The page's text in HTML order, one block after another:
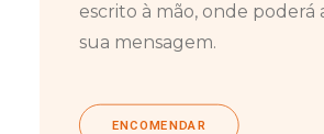
escrito à mão, onde poderá
sua mensagem.
ENCOMENDAR